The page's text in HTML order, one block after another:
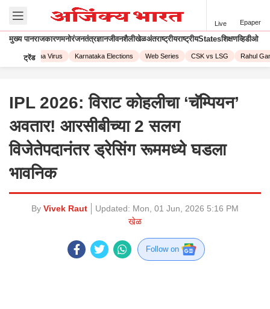
Live Epaper
मुख्य पानराजकारणमनोरंजनतंत्रज्ञानजीवनशैलीखेळअंतराष्ट्रीयराष्ट्रीयStatesशिक्षणव्हिडीओ
ट्रेंड
Corona Virus Karnataka Elections Web Series CSK vs LSG Rahul
IPL 2026: विराट कोहलीचा ‘चॅम्पियन’
अवतार! आरसीबीच्या 2 सलग
विजेतेपदानंतर ड्रेसिंग रूममध्ये घडला
भावनिक
By Vivek Raut Updated: Mon, 01 Jun, 2026 5:16 PM
खेळ
Follow on